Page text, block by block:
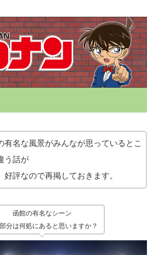
有名な風景がみんなが思っているとこ
う話が
好評なので再掲しておきます。
函館の有名なシーン
分は何処にあると思いますか？